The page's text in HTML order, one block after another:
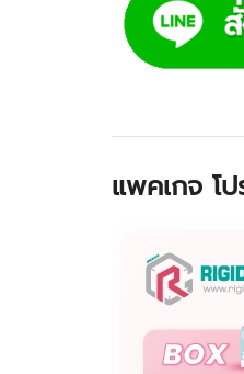
แพคเกจ โ